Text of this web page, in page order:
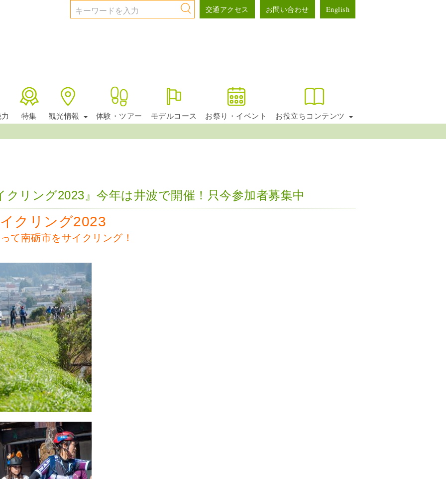
English
お問い合わせ
交通アクセス
特集 観光情報 体験・ツアー モデルコース お祭り・イベント お役立ちコンテンツ
お知らせ
リング2023』今年は井波で開催！只今参加者募集中
クリング2023
て南砺市をサイクリング！